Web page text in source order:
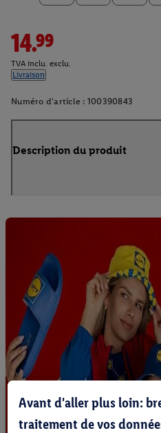
14.99
TVA inclu. exclu.
Livraison
Numéro d'article : 100390843
Description du produit
Avant d'aller plus loin:
traitement de vos